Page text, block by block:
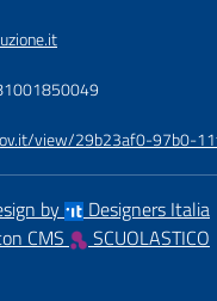
view/29b23af0-97b0-
by
Designers Italia
CMS
SCUOLASTICO